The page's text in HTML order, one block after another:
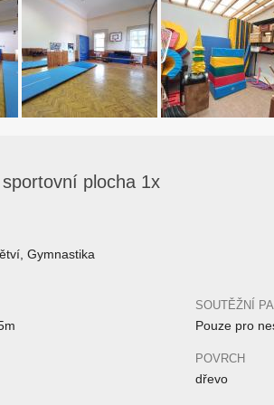
plocha 1x
Gymnastika
SOUTĚŽNÍ
Pouze pro
POVRCH
dřevo